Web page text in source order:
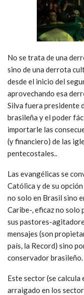
No se trata de una
sino de una derrota
desde el inicio del
aprovechando esa
Silva fuera presidente
brasileña y el poder
importarle las
(y financiero) de las
pentecostales..
Las evangélicas se
Católica y de su
no solo en Brasil sino
Caribe-, eficaz no solo
sus pastores-
mensajes (son
país, la Record) sino
conservador brasileño.
Este sector (se calcula
arraigado en los